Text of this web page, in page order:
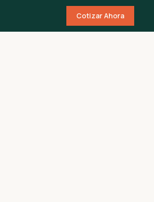
Cotizar Ahora